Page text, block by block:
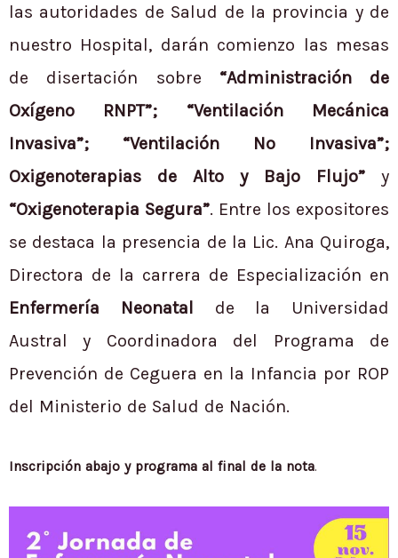
las autoridades de Salud de la provincia y de
nuestro Hospital, darán comienzo las mesas
de disertación sobre “Administración de
Oxígeno RNPT”; “Ventilación Mecánica
Invasiva”; “Ventilación No Invasiva”;
Oxigenoterapias de Alto y Bajo Flujo” y
“Oxigenoterapia Segura”. Entre los expositores
se destaca la presencia de la Lic. Ana Quiroga,
Directora de la carrera de Especialización en
Enfermería Neonatal de la Universidad
Austral y Coordinadora del Programa de
Prevención de Ceguera en la Infancia por ROP
del Ministerio de Salud de Nación.
Inscripción abajo y programa al final de la nota.